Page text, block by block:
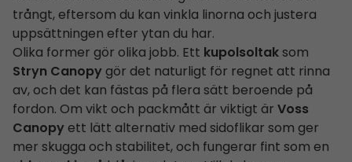
trångt, eftersom du kan vinkla linorna och justera
uppsättningen efter ytan du har.
Olika former gör olika jobb. Ett kupolsoltaksom
Stryn Canopygör det naturligt för regnet att rinna
av, och det kan fästas på flera sätt beroende på
fordon. Om vikt och packmått är viktigt ärVoss
Canopyett lätt alternativ med sidoflikar som ger
mer skugga och stabilitet, och fungerar fint som en